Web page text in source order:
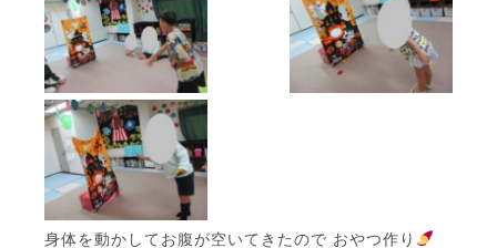
身体を動かしてお腹が空いてきたので おやつ作り